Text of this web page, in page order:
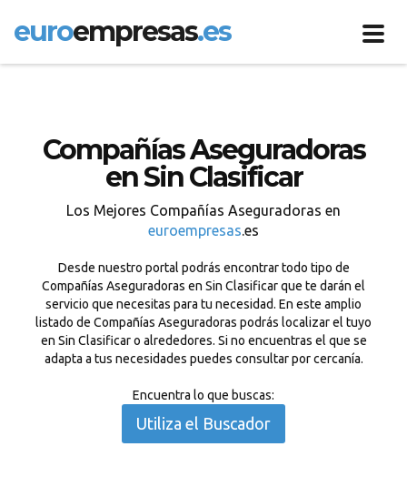
euroempresas.es
Compañías Aseguradoras
en Sin Clasificar
Los Mejores Compañías Aseguradoras en
euroempresas.es
Desde nuestro portal podrás encontrar todo tipo de
Compañías Aseguradoras en Sin Clasificar que te darán el
servicio que necesitas para tu necesidad. En este amplio
listado de Compañías Aseguradoras podrás localizar el tuyo
en Sin Clasificar o alrededores. Si no encuentras el que se
adapta a tus necesidades puedes consultar por cercanía.
Encuentra lo que buscas:
Utiliza el Buscador